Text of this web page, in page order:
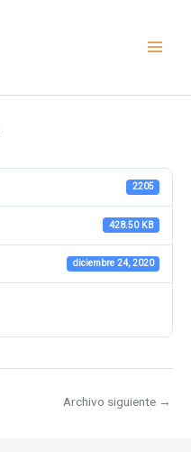
2205
428.50 KB
diciembre 24, 2020
Archivo siguiente →